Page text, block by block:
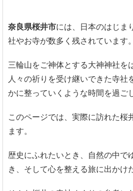
奈良県桜井市には、日本のはじま
社やお寺が数多く残されています。
三輪山をご神体とする大神神社を
人々の祈りを受け継いできた寺社
かに整っていくような時間を過ご
このページでは、実際に訪れた桜
ます。
歴史にふれたいとき、自然の中で
き、そして心を整える旅に出かけ